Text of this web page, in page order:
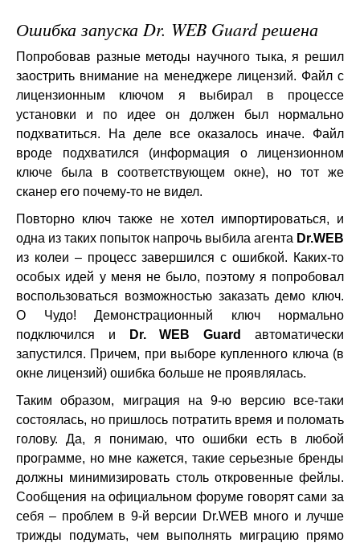
Ошибка запуска Dr. WEB Guard решена
Попробовав разные методы научного тыка, я решил
заострить внимание на менеджере лицензий. Файл с
лицензионным ключом я выбирал в процессе
установки и по идее он должен был нормально
подхватиться. На деле все оказалось иначе. Файл
вроде подхватился (информация о лицензионном
ключе была в соответствующем окне), но тот же
сканер его почему-то не видел.
Повторно ключ также не хотел импортироваться, и
одна из таких попыток напрочь выбила агента Dr.WEB
из колеи – процесс завершился с ошибкой. Каких-то
особых идей у меня не было, поэтому я попробовал
воспользоваться возможностью заказать демо ключ.
О Чудо! Демонстрационный ключ нормально
подключился и
Dr. WEB Guard
автоматически
запустился. Причем, при выборе купленного ключа (в
окне лицензий) ошибка больше не проявлялась.
Таким образом, миграция на 9-ю версию все-таки
состоялась, но пришлось потратить время и поломать
голову. Да, я понимаю, что ошибки есть в любой
программе, но мне кажется, такие серьезные бренды
должны минимизировать столь откровенные фейлы.
Сообщения на официальном форуме говорят сами за
себя – проблем в 9-й версии Dr.WEB много и лучше
трижды подумать, чем выполнять миграцию прямо